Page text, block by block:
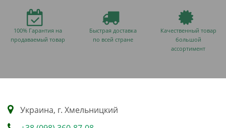
100% Гарантия на
продаваемый товар
Быстрая доставка
по всей стране
Качественный товар
большой
ассортимент
Украина, г. Хмельницкий